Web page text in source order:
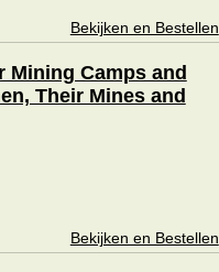
Bekijken en Bestellen
Mining Camps and
Their Mines and
Bekijken en Bestellen